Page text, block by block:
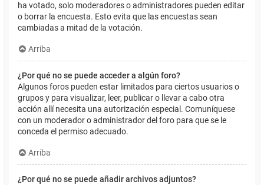
ha votado, solo moderadores o administradores pueden editar
o borrar la encuesta. Esto evita que las encuestas sean
cambiadas a mitad de la votación.
Arriba
¿Por qué no se puede acceder a algún foro?
Algunos foros pueden estar limitados para ciertos usuarios o
grupos y para visualizar, leer, publicar o llevar a cabo otra
acción allí necesita una autorización especial. Comuníquese
con un moderador o administrador del foro para que se le
conceda el permiso adecuado.
Arriba
¿Por qué no se puede añadir archivos adjuntos?